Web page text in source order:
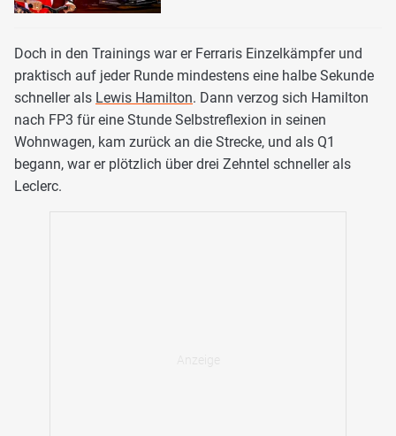
Doch in den Trainings war er Ferraris Einzelkämpfer und
praktisch auf jeder Runde mindestens eine halbe Sekunde
schneller als Lewis Hamilton. Dann verzog sich Hamilton
nach FP3 für eine Stunde Selbstreflexion in seinen
Wohnwagen, kam zurück an die Strecke, und als Q1
begann, war er plötzlich über drei Zehntel schneller als
Leclerc.